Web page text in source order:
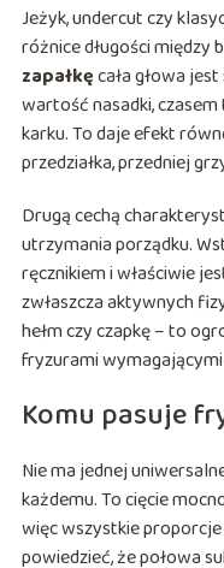
Jeżyk, undercut czy
różnice długości między
zapałkęcała głowa
wartość nasadki,
karku. To daje efekt
przedziałka, przedniej
Drugą cechą
utrzymania porządku.
ręcznikiem i właściwie
zwłaszcza aktywnych
hełm czy czapkę – to
fryzurami
Komu pasuje
Nie ma jednej
każdemu. To cięcie
więc wszystkie
powiedzieć, że połowa